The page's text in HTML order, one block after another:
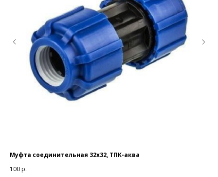
Муфта соединительная 32х32, ТПК-аква
100р.